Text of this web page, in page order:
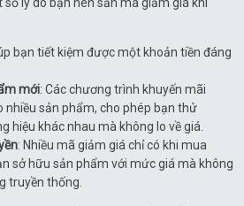
lý do bạn nên săn mã giảm giá khi
bạn tiết kiệm được một khoản tiền đáng
mới: Các chương trình khuyến mãi
nhiều sản phẩm, cho phép bạn thử
hiệu khác nhau mà không lo về giá.
: Nhiều mã giảm giá chỉ có khi mua
sở hữu sản phẩm với mức giá mà không
truyền thống.